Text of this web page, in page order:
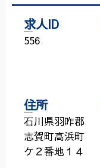
求人ID
556
住所
石川県羽咋郡
志賀町高浜町
ケ２番地１４